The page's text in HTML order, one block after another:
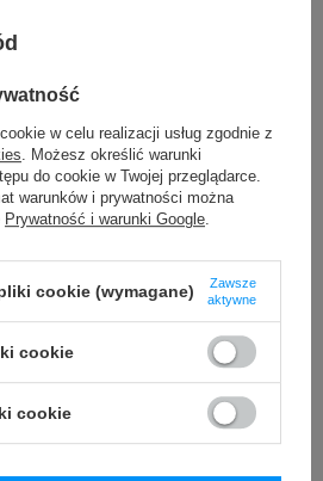
720
25%
antykradzieżowa Pacsafe
Vibe 100 - Szara
339,99 zł / szt.
w celu realizacji usług zgodnie z
. Możesz określić warunki
do cookie w Twojej przeglądarce.
warunków i prywatności można
Prywatność i warunki Google
cookie (wymagane)
Zawsze
aktywne
cookie
cookie